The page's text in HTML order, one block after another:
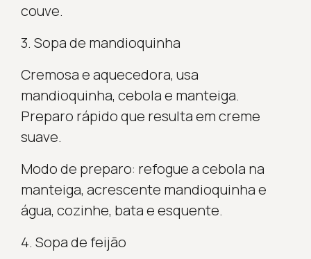
couve.
3. Sopa de mandioquinha
Cremosa e aquecedora, usa
mandioquinha, cebola e manteiga.
Preparo rápido que resulta em creme
suave.
Modo de preparo: refogue a cebola na
manteiga, acrescente mandioquinha e
água, cozinhe, bata e esquente.
4. Sopa de feijão